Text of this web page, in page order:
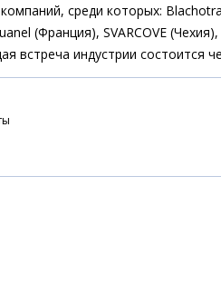
среди которых:
(Франция), SVARCOVE
встреча индустрии состоится